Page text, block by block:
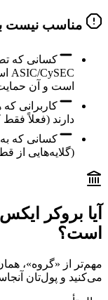
مناسب نیست
کسانی که
است و آن
کاربرانی که
دارند (فعلاً
کسانی که
(گلایه‌هایی از
آیا بروکر
است؟
مهم‌تر از «گروه»،
می‌کنید و پول‌تان